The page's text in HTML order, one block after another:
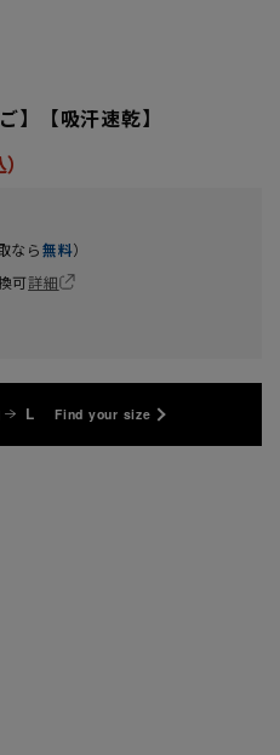
】【吸汗速乾】
なら無料）
可詳細
L Find your size